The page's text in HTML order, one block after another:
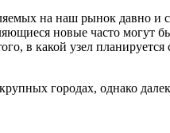
на наш рынок давно и
новые часто могут
в какой узел планируется
городах, однако